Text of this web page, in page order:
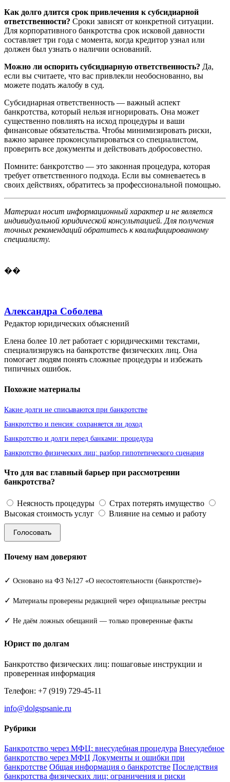
Как долго длится срок привлечения к субсидиарной
ответственности? Сроки зависят от конкретной ситуации.
Для корпоративного банкротства срок исковой давности
составляет три года с момента, когда кредитор узнал или
должен был узнать о наличии оснований.
Можно ли оспорить субсидиарную ответственность? Да,
если вы считаете, что вас привлекли необоснованно, вы
можете подать жалобу в суд.
Субсидиарная ответственность — важный аспект
банкротства, который нельзя игнорировать. Она может
существенно повлиять на исход процедуры и ваши
финансовые обязательства. Чтобы минимизировать риски,
важно заранее проконсультироваться со специалистом,
проверить все документы и действовать добросовестно.
Помните: банкротство — это законная процедура, которая
требует ответственного подхода. Если вы сомневаетесь в
своих действиях, обратитесь за профессиональной помощью.
Материал носит информационный характер и не является
индивидуальной юридической консультацией. Для получения
точных рекомендаций обратитесь к квалифицированному
специалисту.
��
Александра Соболева
Редактор юридических объяснений
Елена более 10 лет работает с юридическими текстами,
специализируясь на банкротстве физических лиц. Она
помогает людям понять сложные процедуры и избежать
типичных ошибок.
Похожие материалы
Какие долги не списываются при банкротстве
Банкротство и пенсия: сохраняется ли доход
Банкротство и долги перед банками: процедура
Банкротство физических лиц: разбор гипотетического сценария
Что для вас главный барьер при рассмотрении
банкротства?
Неясность процедуры
Страх потерять имущество
Высокая стоимость услуг
Влияние на семью и работу
Голосовать
Почему нам доверяют
✓ Основано на ФЗ №127 «О несостоятельности (банкротстве)»
✓ Материалы проверены редакцией через официальные реестры
✓ Не даём ложных обещаний — только проверенные факты
Юрист по долгам
Банкротство физических лиц: пошаговые инструкции и
проверенная информация
Телефон: +7 (919) 729-45-11
info@dolgspsanie.ru
Рубрики
Банкротство через МФЦ: внесудебная процедура Внесудебное
банкротство через МФЦ Документы и ошибки при
банкротстве Общая информация о банкротстве Последствия
банкротства физических лиц: ограничения и риски